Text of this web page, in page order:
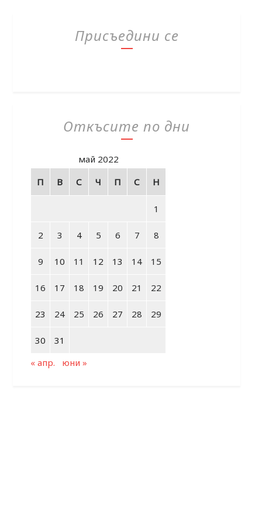
Присъедини се
Откъсите по дни
май 2022
П
В С Ч П С Н
1
2 3 4 5 6 7 8
9 10 11 12 13 14 15
16 17 18 19 20 21 22
23 24 25 26 27 28 29
30
31
« апр.
юни »